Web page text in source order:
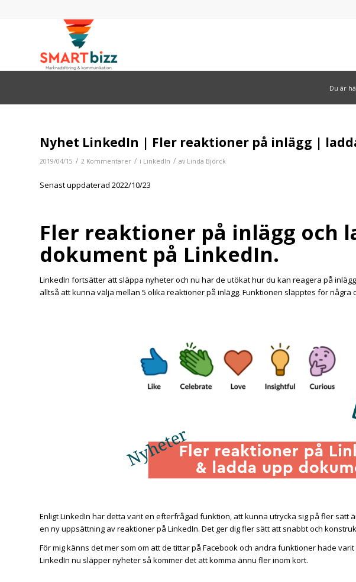
Du är
Nyhet LinkedIn | Fler reaktioner på inlägg |
2019/04/15 / 2 Kommentarer / i LinkedIn / av Linda Björck
Senast uppdaterad 2022/10/23
Fler reaktioner på inlägg och
dokument på LinkedIn.
LinkedIn fortsätter att släppa nyheter och nu har de utökat hur du kan reagera på
alltså att kunna välja mellan 5 olika reaktioner på inlägg. Funktionen släpptes för
Enligt LinkedIn har detta varit en efterfrågad funktion, att kunna utrycka sig på fler sätt
en ny uppsättning av reaktioner på LinkedIn. Det ger dig fler sätt att snabbt och
För mig känns det mer som om att de tittar på Facebook och andra funktioner hade
LinkedIn nu släpper nyheter så kommer det att komma ännu fler inom kort.